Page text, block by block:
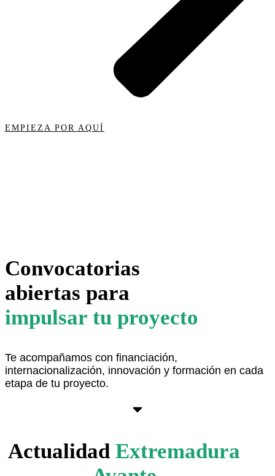
EMPIEZA POR AQUÍ
Convocatorias
abiertas para
impulsar tu proyecto
Te acompañamos con financiación,
internacionalización, innovación y formación en cada
etapa de tu proyecto.
ActualidadExtremadura